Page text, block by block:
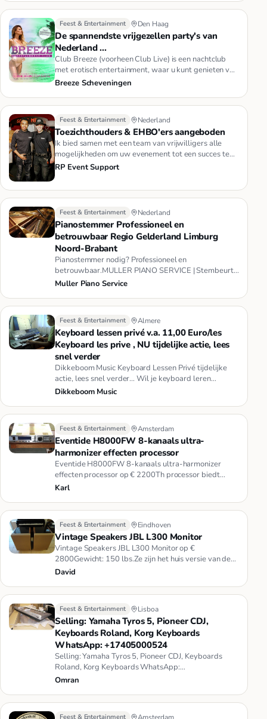
Feest & Entertainment Den Haag
De spannendste vrijgezellen party's van
Nederland ...
Club Breeze (voorheen Club Live) is een nachtclub
met erotisch entertainment, waar u kunt genieten van
spectaculaire paa…
Breeze Scheveningen
Feest & Entertainment Nederland
Toezichthouders & EHBO'ers aangeboden
Ik bied samen met een team van vrijwilligers alle
mogelijkheden om uw evenement tot een succes te
brengen. Van EHBO tot …
RP Event Support
Feest & Entertainment Nederland
Pianostemmer Professioneel en
betrouwbaar Regio Gelderland Limburg
Noord-Brabant
Pianostemmer nodig? Professioneel en
betrouwbaar.MULLER PIANO SERVICE | Stembeurt |
Onderhoud | Advies | Occasions | Con…
Muller Piano Service
Feest & Entertainment Almere
Keyboard lessen privé v.a. 11,00 Euro/les
Keyboard les prive , NU tijdelijke actie, lees
snel verder
Dikkeboom Music Keyboard Lessen Privé tijdelijke
actie, lees snel verder… Wil je keyboard leren
bespelen? Dat kan... Het…
Dikkeboom Music
Feest & Entertainment Amsterdam
Eventide H8000FW 8-kanaals ultra-
harmonizer effecten processor
Eventide H8000FW 8-kanaals ultra-harmonizer
effecten processor op € 2200Th processor biedt
hoogwaardige 24-bit audio pre…
Karl
Feest & Entertainment Eindhoven
Vintage Speakers JBL L300 Monitor
Vintage Speakers JBL L300 Monitor op €
2800Gewicht: 150 lbs.Ze zijn het huis versie van de
klassieke 4333 studio monitor…
David
Feest & Entertainment Lisboa
Selling: Yamaha Tyros 5, Pioneer CDJ,
Keyboards Roland, Korg Keyboards
WhatsApp: +17405000524
Selling: Yamaha Tyros 5, Pioneer CDJ, Keyboards
Roland, Korg Keyboards WhatsApp:
+17405000524We are Specializes in Sales…
Omran
Feest & Entertainment